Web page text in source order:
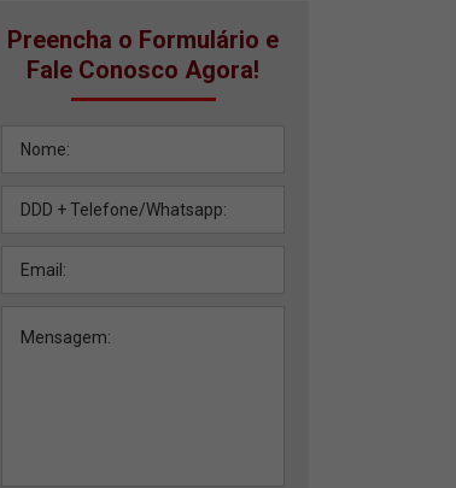
Preencha o Formulário e
Fale Conosco Agora!